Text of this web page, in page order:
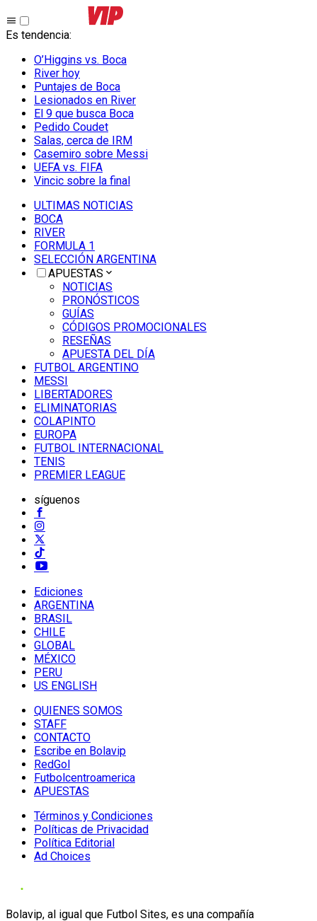
Es tendencia:
O’Higgins vs. Boca
River hoy
Puntajes de Boca
Lesionados en River
El 9 que busca Boca
Pedido Coudet
Salas, cerca de IRM
Casemiro sobre Messi
UEFA vs. FIFA
Vincic sobre la final
ULTIMAS NOTICIAS
BOCA
RIVER
FORMULA 1
SELECCIÓN ARGENTINA
APUESTAS
NOTICIAS
PRONÓSTICOS
GUÍAS
CÓDIGOS PROMOCIONALES
RESEÑAS
APUESTA DEL DÍA
FUTBOL ARGENTINO
MESSI
LIBERTADORES
ELIMINATORIAS
COLAPINTO
EUROPA
FUTBOL INTERNACIONAL
TENIS
PREMIER LEAGUE
síguenos
Ediciones
ARGENTINA
BRASIL
CHILE
GLOBAL
MÉXICO
PERU
US ENGLISH
QUIENES SOMOS
STAFF
CONTACTO
Escribe en Bolavip
RedGol
Futbolcentroamerica
APUESTAS
Términos y Condiciones
Políticas de Privacidad
Política Editorial
Ad Choices
Bolavip, al igual que Futbol Sites, es una compañía